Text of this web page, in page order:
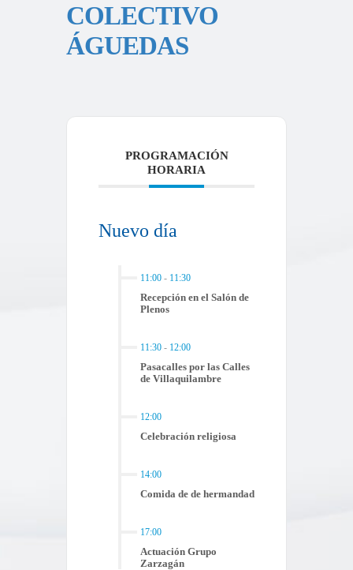
COLECTIVO
ÁGUEDAS
PROGRAMACIÓN
HORARIA
Nuevo día
11:00 - 11:30
Recepción en el Salón de
Plenos
11:30 - 12:00
Pasacalles por las Calles
de Villaquilambre
12:00
Celebración religiosa
14:00
Comida de de hermandad
17:00
Actuación Grupo
Zarzagán